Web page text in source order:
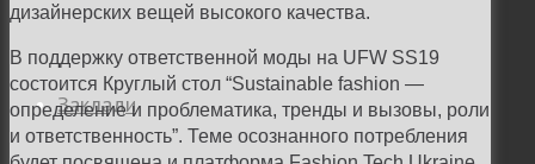
Заклади
дизайнерских вещей высокого качества.
В поддержку ответственной моды на UFW SS19
состоится Круглый стол “Sustainable fashion —
определение и проблематика, тренды и вызовы, роли
и ответственность”. Теме осознанного потребления